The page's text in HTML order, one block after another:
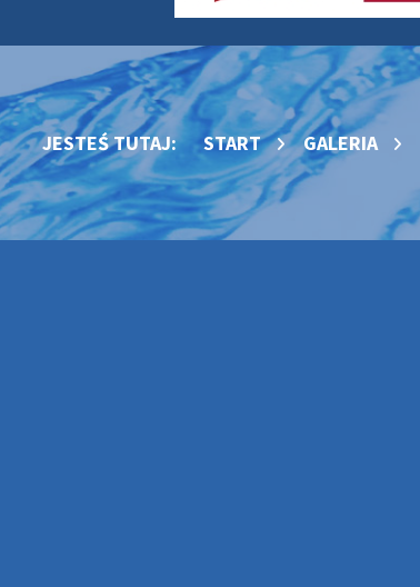
JESTEŚ TUTAJ: START GALERIA